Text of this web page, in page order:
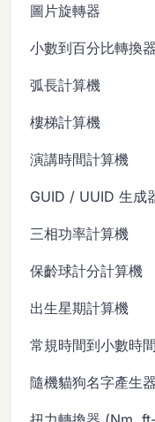
圖片旋轉器
小數到百分比轉換器
弧長計算機
樓梯計算機
演講時間計算機
GUID / UUID 生成
三相功率計算機
保齡球計分計算機
出生星期計算機
常規時間到小數時
隨機貓狗名字產生器